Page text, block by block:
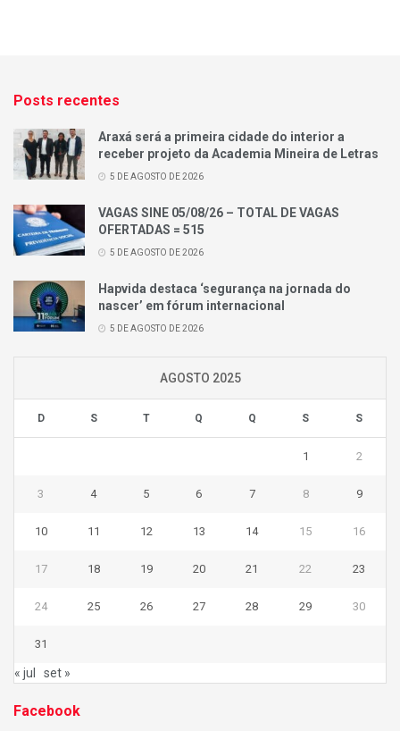
Posts recentes
Araxá será a primeira cidade do interior a
receber projeto da Academia Mineira de Letras
5 DE AGOSTO DE 2026
VAGAS SINE 05/08/26 – TOTAL DE VAGAS
OFERTADAS = 515
5 DE AGOSTO DE 2026
Hapvida destaca ‘segurança na jornada do
nascer’ em fórum internacional
5 DE AGOSTO DE 2026
AGOSTO 2025
D S T Q Q S S
1 2
3 4 5 6 7 8 9
10 11 12 13 14 15 16
17 18 19 20 21 22 23
24 25 26 27 28 29 30
31
« jul set »
Facebook